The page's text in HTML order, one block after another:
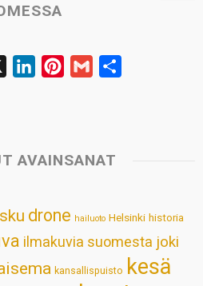
e
n
e
s
t
l
AVAINSANAT
drone hailuoto Helsinki historia
ilmakuvia suomesta joki
kansallispuisto kesä